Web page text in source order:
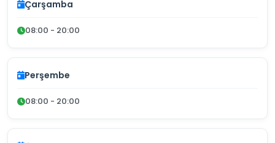
Çarşamba
08:00 - 20:00
Perşembe
08:00 - 20:00